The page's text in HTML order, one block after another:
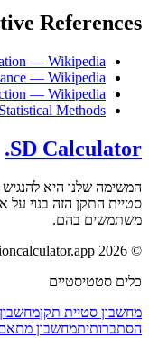
References
— Wikipedia
— Wikipedia
— Wikipedia
Methods
SD Calculator.
המשימה שלנו היא
סטיית התקן הזה בנוי על
משתמשים בהם.
© 2026 standarddeviationcalculator.app. כל הזכויות שמורות.
כלים סטטיסטיים
מחשבון סטיית תקן
הסתברותיתמחשבון